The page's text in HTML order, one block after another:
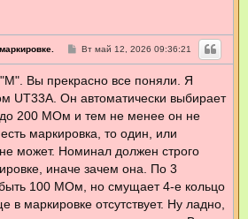
С
б
е
и
е
Вт май 12, 2026 09:36:21
Вы прекрасно все поняли. Я
UT33A. Он автоматически выбирает
200 МОм и тем не менее он не
маркировка, то один, или
может. Номинал должен строго
иначе зачем она. По 3
100 МОм, но смущает 4-е кольцо
в маркировке отсутствует. Ну ладно,